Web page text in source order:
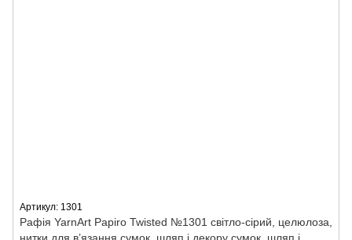
Артикул: 1301
Рафія YarnArt Papiro Twisted №1301 світло-сірий, целюлоза,